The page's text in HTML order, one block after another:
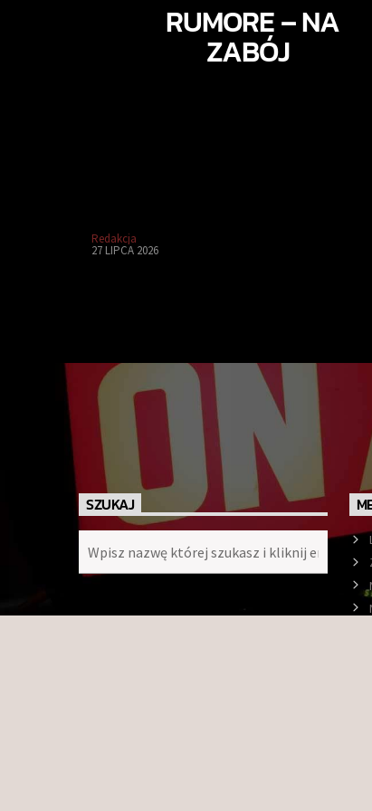
RUMORE – NA
ZABÓJ
Redakcja
27 LIPCA 2026
SZUKAJ